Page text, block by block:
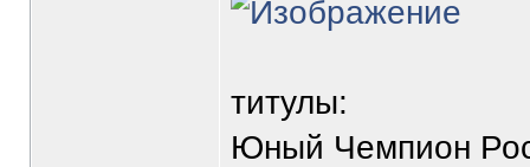
титулы:
Юный Чемпион